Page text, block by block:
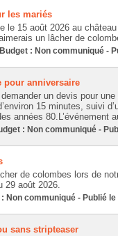
les mariés
le 15 août 2026 au
un lâcher de
: Non communiqué -
pour anniversaire
un devis pour
15 minutes, suivi
années 80.L’événement
: Non communiqué -
de colombes lors de
29 août 2026.
Non communiqué - Publié le
sans stripteaser